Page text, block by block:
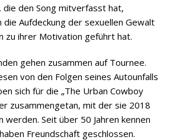
die den Song mitverfasst hat,
Aufdeckung der sexuellen Gewalt
zu ihrer Motivation geführt hat.
gehen zusammen auf Tournee.
von den Folgen seines Autounfalls
sich für die „The Urban Cowboy
zusammengetan, mit der sie 2018
werden. Seit über 50 Jahren kennen
Freundschaft geschlossen.